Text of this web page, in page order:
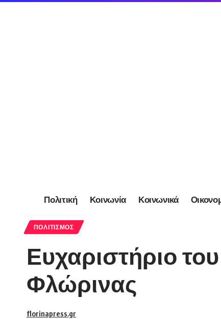
Πολιτική Κοινωνία Κοινωνικά
ΠΟΛΙΤΙΣΜΌΣ
Ευχαριστήριο
Φλώρινας
florinapress.gr